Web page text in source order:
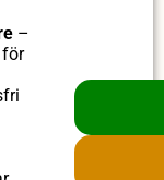
–
för